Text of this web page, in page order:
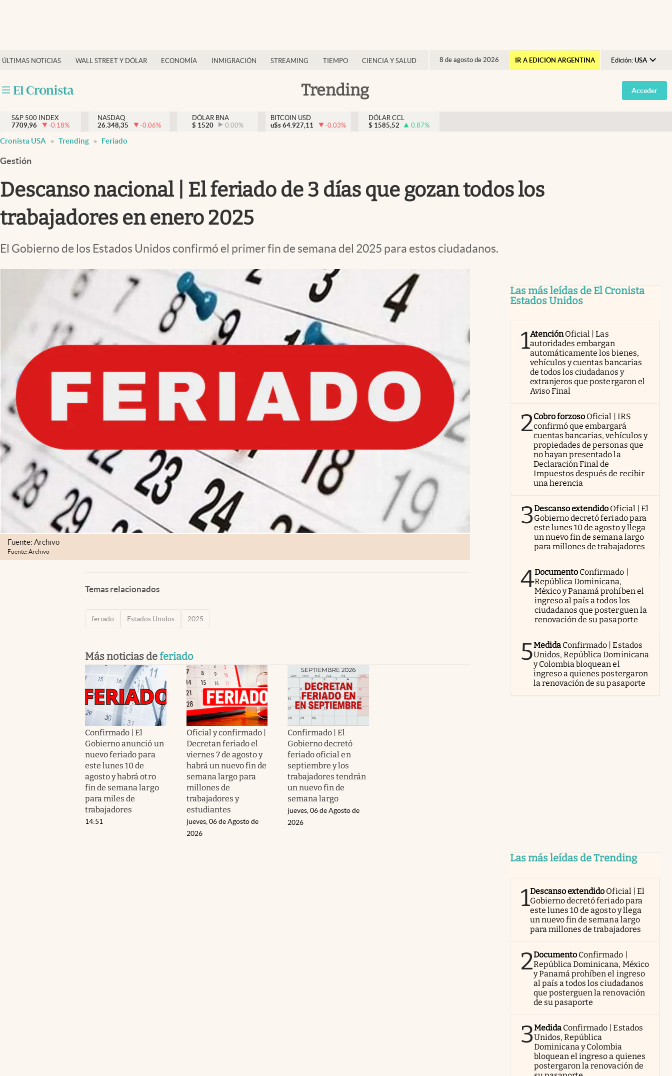
ÚLTIMAS NOTICIAS WALL STREET Y DÓLAR ECONOMÍA INMIGRACIÓN STREAMING TIEMPO CIENCIA Y SALUD 8 de agosto de 2026 IR A EDICIÓN ARGENTINA Edición: USA
Argentina
España
Trending
Finanzas y economía
Inmigración
Trending
Streaming
PC y mobile
Acceder
S&P 500 INDEX
7709,96
-0.18%
NASDAQ
26.348,35
-0.06%
DÓLAR BNA
$ 1520 0.00%
BITCOIN USD
u$s 64.927,11 -0.03%
DÓLAR CCL
$ 1585,52 0.87%
Cronista USA Trending Feriado
Gestión
Descanso nacional | El feriado de 3 días que gozan todos los
trabajadores en enero 2025
El Gobierno de los Estados Unidos confirmó el primer fin de semana del 2025 para estos ciudadanos.
Fuente: Archivo
Fuente: Archivo
Temas relacionados
feriado Estados Unidos 2025
Más noticias deferiado
Confirmado | El
Gobierno anunció un
nuevo feriado para
este lunes 10 de
agosto y habrá otro
fin de semana largo
para miles de
trabajadores
14:51
Oficial y confirmado |
Decretan feriado el
viernes 7 de agosto y
habrá un nuevo fin de
semana largo para
millones de
trabajadores y
estudiantes
jueves, 06 de Agosto de
2026
Confirmado | El
Gobierno decretó
feriado oficial en
septiembre y los
trabajadores tendrán
un nuevo fin de
semana largo
jueves, 06 de Agosto de
2026
Las más leídas de El Cronista
Estados Unidos
1AtenciónOficial | Las
autoridades embargan
automáticamente los bienes,
vehículos y cuentas bancarias
de todos los ciudadanos y
extranjeros que postergaron el
Aviso Final
2Cobro forzoso Oficial | IRS
confirmó que embargará
cuentas bancarias, vehículos y
propiedades de personas que
no hayan presentado la
Declaración Final de
Impuestos después de recibir
una herencia
3Descanso extendido Oficial | El
Gobierno decretó feriado para
este lunes 10 de agosto y llega
un nuevo fin de semana largo
para millones de trabajadores
4Documento Confirmado |
República Dominicana,
México y Panamá prohíben el
ingreso al país a todos los
ciudadanos que posterguen la
renovación de su pasaporte
5Medida Confirmado | Estados
Unidos, República Dominicana
y Colombia bloquean el
ingreso a quienes postergaron
la renovación de su pasaporte
Las más leídas de Trending
1Descanso extendido Oficial | El
Gobierno decretó feriado para
este lunes 10 de agosto y llega
un nuevo fin de semana largo
para millones de trabajadores
2Documento Confirmado |
República Dominicana, México
y Panamá prohíben el ingreso
al país a todos los ciudadanos
que posterguen la renovación
de su pasaporte
3Medida Confirmado | Estados
Unidos, República
Dominicana y Colombia
bloquean el ingreso a quienes
postergaron la renovación de